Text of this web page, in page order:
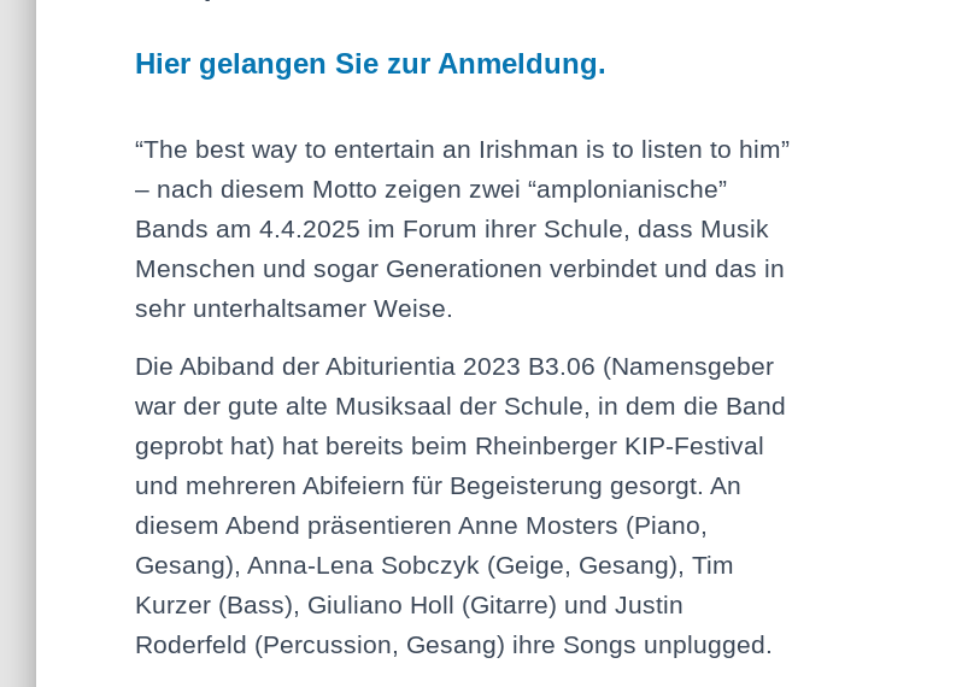
Hier gelangen Sie zur Anmeldung.
“The best way to entertain an Irishman is to listen to him”
– nach diesem Motto zeigen zwei “amplonianische”
Bands am 4.4.2025 im Forum ihrer Schule, dass Musik
Menschen und sogar Generationen verbindet und das in
sehr unterhaltsamer Weise.
Die Abiband der Abiturientia 2023 B3.06 (Namensgeber
war der gute alte Musiksaal der Schule, in dem die Band
geprobt hat) hat bereits beim Rheinberger KIP-Festival
und mehreren Abifeiern für Begeisterung gesorgt. An
diesem Abend präsentieren Anne Mosters (Piano,
Gesang), Anna-Lena Sobczyk (Geige, Gesang), Tim
Kurzer (Bass), Giuliano Holl (Gitarre) und Justin
Roderfeld (Percussion, Gesang) ihre Songs unplugged.